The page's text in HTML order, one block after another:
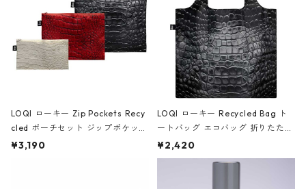
LOQI ローキー Zip Pockets Recy
cled ポーチセット ジップポケット
ファスナーポーチ 撥水加工 トラベ
¥3,190
LOQI ローキー Recycled Bag ト
ートバッグ エコバッグ 折りたたみ
大きめ 撥水加工 収納ポーチ CRO
CODILE/Black クロコダイル/ブラ
¥2,420